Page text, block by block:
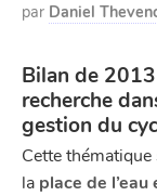
par Daniel
Bilan de
recherche
gestion du
Cette
la place de